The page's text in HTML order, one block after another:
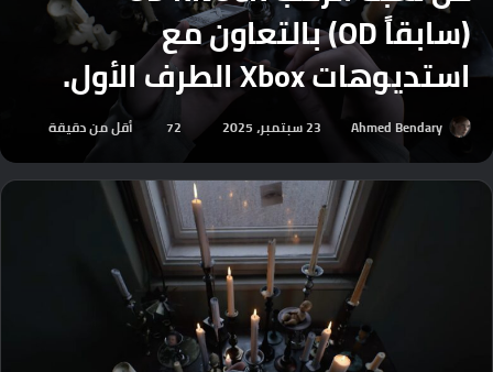
(سابقاً OD) بالتعاون مع
استديوهات Xbox الطرف الأول.
Ahmed Bendary 23 سبتمبر، 2025 72 أقل من دقيقة